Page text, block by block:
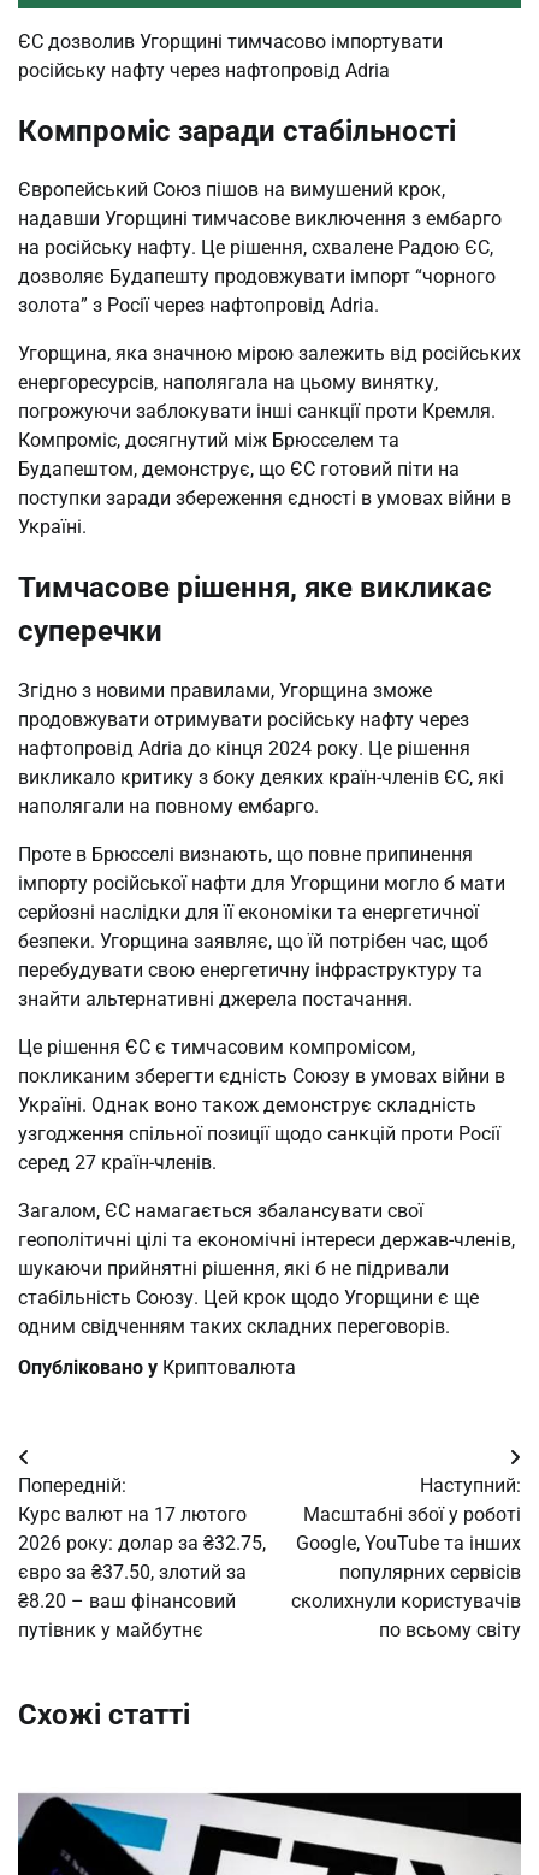
ЄС дозволив Угорщині тимчасово імпортувати
російську нафту через нафтопровід Adria
Компроміс заради стабільності
Європейський Союз пішов на вимушений крок,
надавши Угорщині тимчасове виключення з ембарго
на російську нафту. Це рішення, схвалене Радою ЄС,
дозволяє Будапешту продовжувати імпорт “чорного
золота” з Росії через нафтопровід Adria.
Угорщина, яка значною мірою залежить від російських
енергоресурсів, наполягала на цьому винятку,
погрожуючи заблокувати інші санкції проти Кремля.
Компроміс, досягнутий між Брюсселем та
Будапештом, демонструє, що ЄС готовий піти на
поступки заради збереження єдності в умовах війни в
Україні.
Тимчасове рішення, яке викликає
суперечки
Згідно з новими правилами, Угорщина зможе
продовжувати отримувати російську нафту через
нафтопровід Adria до кінця 2024 року. Це рішення
викликало критику з боку деяких країн-членів ЄС, які
наполягали на повному ембарго.
Проте в Брюсселі визнають, що повне припинення
імпорту російської нафти для Угорщини могло б мати
серйозні наслідки для її економіки та енергетичної
безпеки. Угорщина заявляє, що їй потрібен час, щоб
перебудувати свою енергетичну інфраструктуру та
знайти альтернативні джерела постачання.
Це рішення ЄС є тимчасовим компромісом,
покликаним зберегти єдність Союзу в умовах війни в
Україні. Однак воно також демонструє складність
узгодження спільної позиції щодо санкцій проти Росії
серед 27 країн-членів.
Загалом, ЄС намагається збалансувати свої
геополітичні цілі та економічні інтереси держав-членів,
шукаючи прийнятні рішення, які б не підривали
стабільність Союзу. Цей крок щодо Угорщини є ще
одним свідченням таких складних переговорів.
Опубліковано у Криптовалюта
Навігація
записів
Попередній:
Курс валют на 17 лютого
2026 року: долар за ₴32.75,
євро за ₴37.50, злотий за
₴8.20 – ваш фінансовий
путівник у майбутнє
Наступний:
Масштабні збої у роботі
Google, YouTube та інших
популярних сервісів
сколихнули користувачів
по всьому світу
Схожі статті